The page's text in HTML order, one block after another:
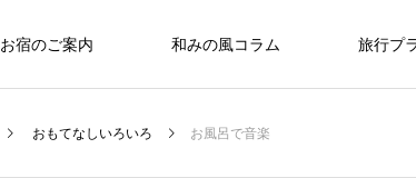
お宿のご案内 和みの風コラム 旅行プ
おもてなしいろいろ お風呂で音楽